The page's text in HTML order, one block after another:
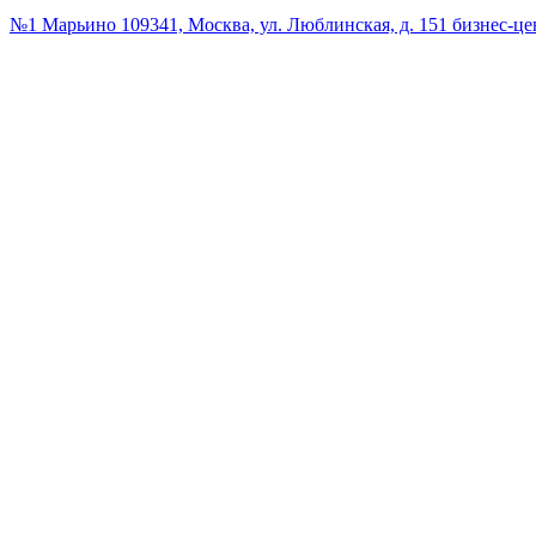
№1 Марьино 109341, Москва, ул. Люблинская, д. 151 бизнес-